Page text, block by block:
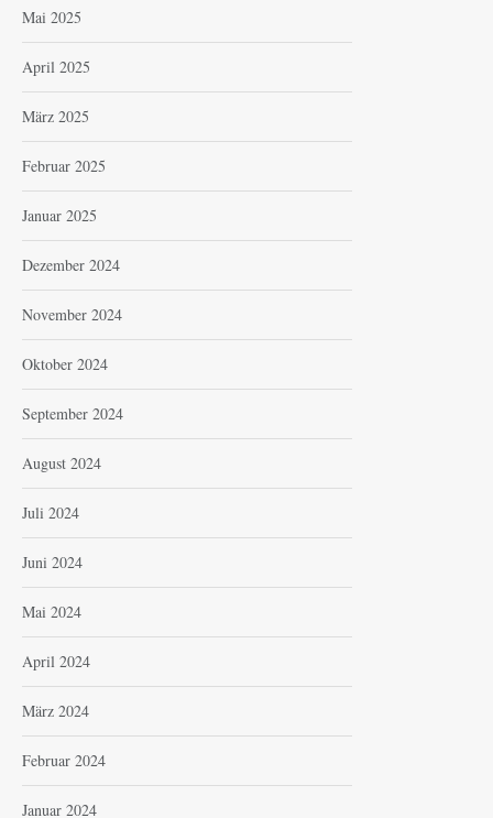
Mai 2025
April 2025
März 2025
Februar 2025
Januar 2025
Dezember 2024
November 2024
Oktober 2024
September 2024
August 2024
Juli 2024
Juni 2024
Mai 2024
April 2024
März 2024
Februar 2024
Januar 2024